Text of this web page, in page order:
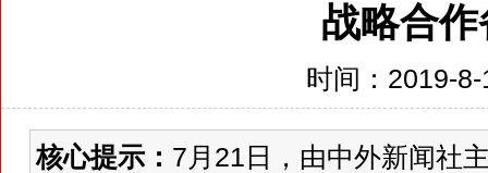
战略合
时间：2019-
核心提示： 7月21日，由中外新闻社